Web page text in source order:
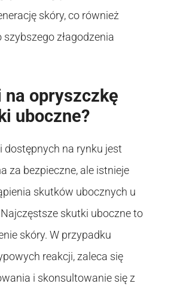
skóry, co również
złagodzenia
na opryszczkę
uboczne?
dostępnych na rynku jest
za bezpieczne, ale istnieje
skutków ubocznych u
skutki uboczne to
skóry. W przypadku
reakcji, zaleca się
i skonsultowanie się z